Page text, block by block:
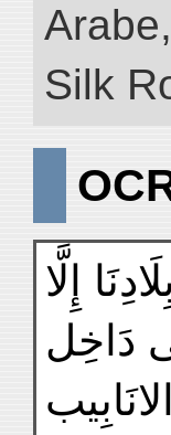
Silk
إِلَّا
دَاخِل
الانَابِيب